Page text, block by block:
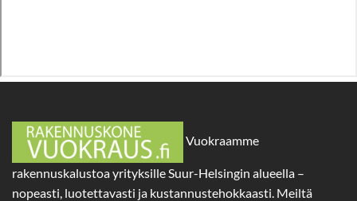
Vuokraamme
rakennuskalustoa yrityksille Suur-Helsingin alueella –
nopeasti, luotettavasti ja kustannustehokkaasti. Meiltä